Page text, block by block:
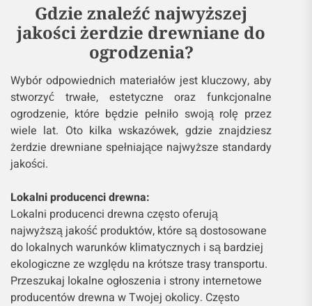
Gdzie znaleźć najwyższej
jakości żerdzie drewniane do
ogrodzenia?
Wybór odpowiednich materiałów jest kluczowy, aby
stworzyć trwałe, estetyczne oraz funkcjonalne
ogrodzenie, które będzie pełniło swoją rolę przez
wiele lat. Oto kilka wskazówek, gdzie znajdziesz
żerdzie drewniane spełniające najwyższe standardy
jakości.
Lokalni producenci drewna:
Lokalni producenci drewna często oferują
najwyższą jakość produktów, które są dostosowane
do lokalnych warunków klimatycznych i są bardziej
ekologiczne ze względu na krótsze trasy transportu.
Przeszukaj lokalne ogłoszenia i strony internetowe
producentów drewna w Twojej okolicy. Często